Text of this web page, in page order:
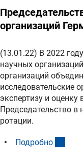
организаций
(13.01.22) В 2022
научных
организаций
исследовательские
экспертизу и оценку
Председательство в
ротации.
Подробно